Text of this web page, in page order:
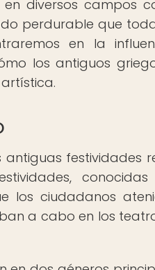
diversos campos
perdurable que
en la
los antiguos
festividades
conocidas
los ciudadanos
a cabo en los